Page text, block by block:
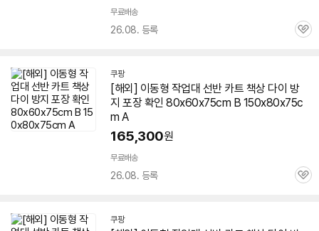
무료배송
26.08. 등록
관
쿠팡
[해외] 이동형 작업대 선반 카트 책상 다이 방
지 포장 확인 80x60x75cm B 150x80x75c
m A
165,300원
무료배송
26.08. 등록
관
쿠팡